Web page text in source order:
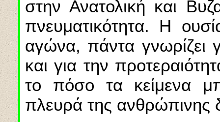
στην Ανατολική και
πνευματικότητα. Η
αγώνα, πάντα γνωρίζει
και για την
το πόσο τα κείμενα
πλευρά της ανθρώπινης